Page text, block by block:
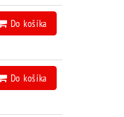
Do košíka
Do košíka